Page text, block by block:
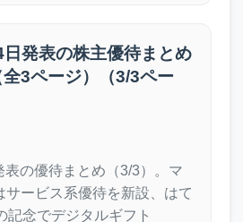
発表の株主優待まとめ
全3ページ）（3/3ペー
表の優待まとめ（3/3）。マ
サービス系優待を新設、はて
記念でデジタルギフト